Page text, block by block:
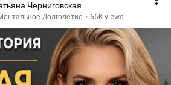
Черниговская
Долголетие • 66K views